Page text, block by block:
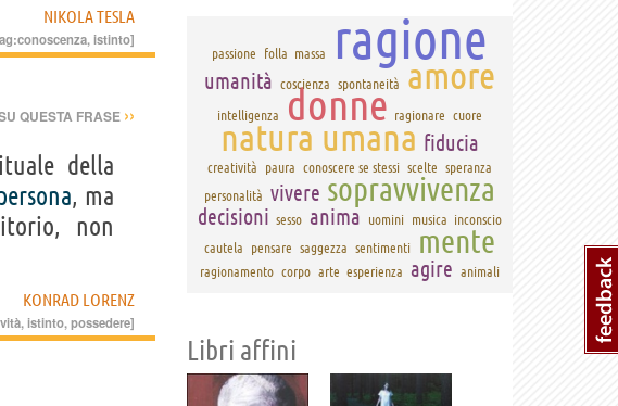
NIKOLA TESLA
conoscenza,istinto]
QUESTA FRASE ››
della
, ma
non
KONRAD LORENZ
,istinto,possedere]
passione folla massa ragione
umanità coscienza spontaneità amore
intelligenza donne ragionare cuore
natura umana fiducia
creatività paura conoscere se stessi scelte speranza
personalità vivere sopravvivenza
decisioni sesso anima uomini musica inconscio
cautela
pensare saggezza sentimenti mente
ragionamento corpo arte esperienza agire animali
Libri affini